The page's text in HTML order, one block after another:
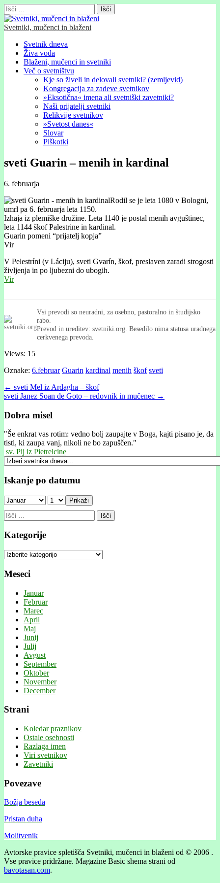
Išči:
Svetniki, mučenci in blaženi
Glavni
meni
Skip
content
Svetnik dneva
Živa voda
Blaženi, mučenci in svetniki
Več o svetništvu
Kje so živeli in delovali svetniki? (zemljevid)
Kongregacija za zadeve svetnikov
»Eksotična« imena ali svetniški zavetniki?
Naši prijatelji svetniki
Relikvije svetnikov
»Svetost danes«
Slovar
Piškotki
sveti Guarin – menih in kardinal
6. februarja
Rodil se je leta 1080 v Bologni,
umrl pa 6. februarja leta 1150.
Izhaja iz plemiške družine. Leta 1140 je postal menih avguštinec,
leta 1144 škof Palestrine in kardinal.
Guarin pomeni “prijatelj kopja”
Vir
V Pelestríni (v Láciju), sveti Gvarín, škof, preslaven zaradi strogosti
življenja in po ljubezni do ubogih.
Vir
Vsi prevodi so neuradni, za osebno, pastoralno in študijsko
rabo.
Prevod in ureditev: svetniki.org. Besedilo nima statusa uradnega
cerkvenega prevoda.
Views: 15
Oznake: 6.februar Guarin kardinal menih škof sveti
Post
navigation
← sveti Mel iz Ardagha – škof
sveti Janez Soan de Goto – redovnik in mučenec →
Dobra misel
"Še enkrat vas rotim: vedno bolj zaupajte v Boga, kajti pisano je, da
tisti, ki zaupa vanj, nikoli ne bo zapuščen."
sv. Pij iz Pietrelcine
Iskanje po datumu
Prikaži
Išči:
Kategorije
Kategorije
Meseci
Januar
Februar
Marec
April
Maj
Junij
Julij
Avgust
September
Oktober
November
December
Strani
Koledar praznikov
Ostale osebnosti
Razlaga imen
Viri svetnikov
Zavetniki
Povezave
Božja beseda
Pristan duha
Molitvenik
Avtorske pravice spletišča Svetniki, mučenci in blaženi od © 2006 .
Vse pravice pridržane. Magazine Basic shema strani od
bavotasan.com.